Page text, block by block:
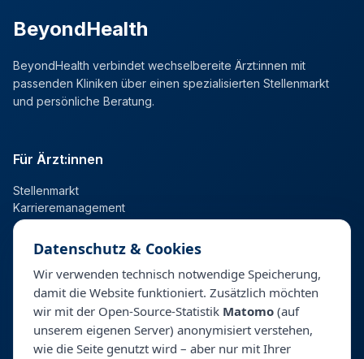
BeyondHealth
BeyondHealth verbindet wechselbereite Ärzt:innen mit
passenden Kliniken über einen spezialisierten Stellenmarkt
und persönliche Beratung.
Für Ärzt:innen
Stellenmarkt
Karrieremanagement
Talentpool
Personalberatung & Direktsuche
Datenschutz & Cookies
Wir verwenden technisch notwendige Speicherung,
damit die Website funktioniert. Zusätzlich möchten
wir mit der Open-Source-Statistik Matomo (auf
unserem eigenen Server) anonymisiert verstehen,
wie die Seite genutzt wird – aber nur mit Ihrer